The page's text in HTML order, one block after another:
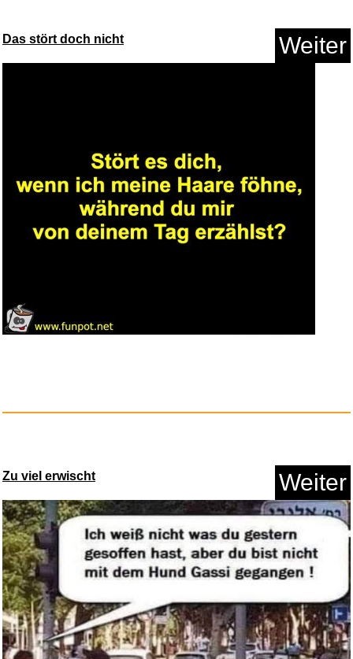
OTTO KONING Frankfurt
Besteck ...
Anzeige
Anzeige
Das stört doch nicht Weiter
Zu viel erwischt Weiter